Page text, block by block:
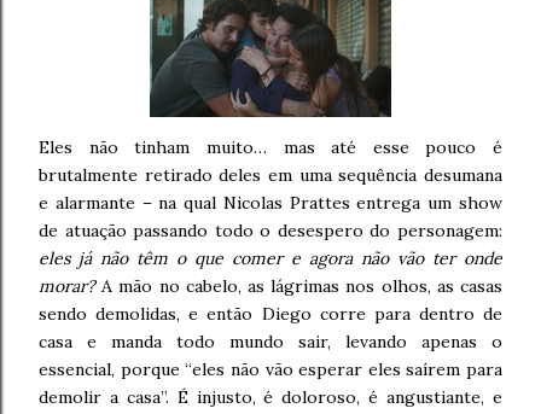
Eles não tinham muito… mas até esse pouco é
brutalmente retirado deles em uma sequência desumana
e alarmante – na qual Nicolas Prattes entrega um show
de atuação passando todo o desespero do personagem:
eles já não têm o que comer e agora não vão ter onde
morar?A mão no cabelo, as lágrimas nos olhos, as casas
sendo demolidas, e então Diego corre para dentro de
casa e manda todo mundo sair, levando apenas o
essencial, porque “eles não vão esperar eles saírem para
demolir a casa”. É injusto, é doloroso, é angustiante, e